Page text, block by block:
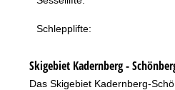
Schlepplifte:
Skigebiet Kadernberg -
Das Skigebiet Kadernberg-